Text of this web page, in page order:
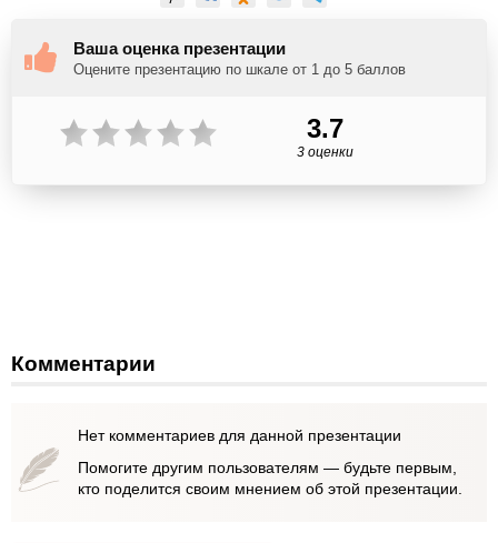
Ваша оценка презентации
Оцените презентацию по шкале от 1 до 5 баллов
3.7
3 оценки
Комментарии
Нет комментариев для данной презентации
Помогите другим пользователям — будьте первым,
кто поделится своим мнением об этой презентации.